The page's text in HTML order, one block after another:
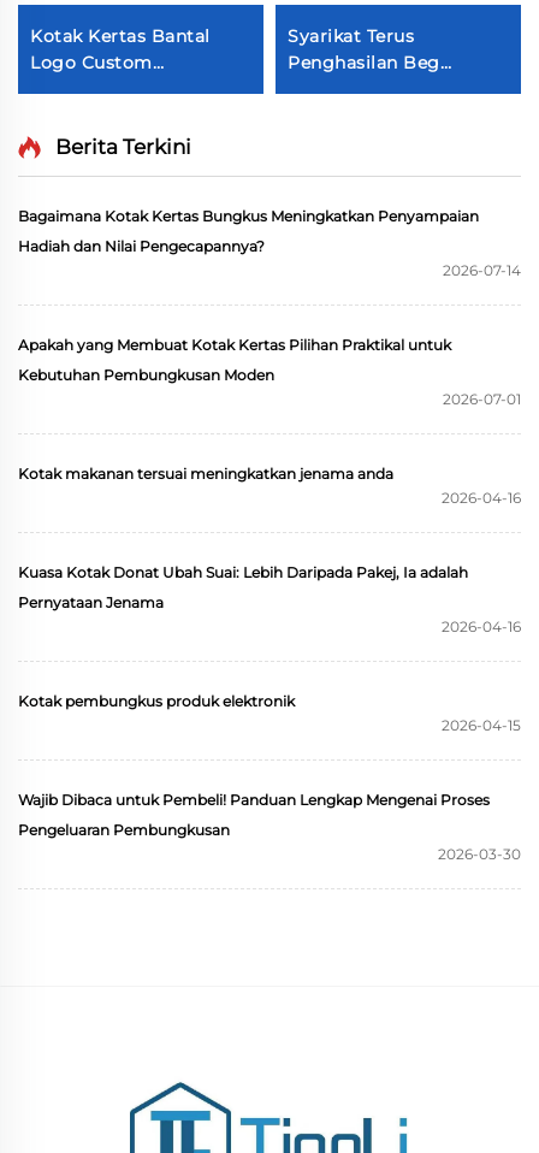
Kotak Kertas Bantal
Logo Custom
Biodegradable
Produk Rumah Tangga
Syarikat Terus
Penghasilan Beg
Penyimpanan Gula
Berita Terkini
Bagaimana Kotak Kertas Bungkus Meningkatkan Penyampaian
Hadiah dan Nilai Pengecapannya?
2026-07-14
Apakah yang Membuat Kotak Kertas Pilihan Praktikal untuk
Kebutuhan Pembungkusan Moden
2026-07-01
Kotak makanan tersuai meningkatkan jenama anda
2026-04-16
Kuasa Kotak Donat Ubah Suai: Lebih Daripada Pakej, Ia adalah
Pernyataan Jenama
2026-04-16
Kotak pembungkus produk elektronik
2026-04-15
Wajib Dibaca untuk Pembeli! Panduan Lengkap Mengenai Proses
Pengeluaran Pembungkusan
2026-03-30